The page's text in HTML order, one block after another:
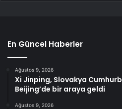
En Güncel Haberler
Ağustos 9, 2026
Xi Jinping, Slovakya
Beijing’de bir araya geldi
Ağustos 9, 2026